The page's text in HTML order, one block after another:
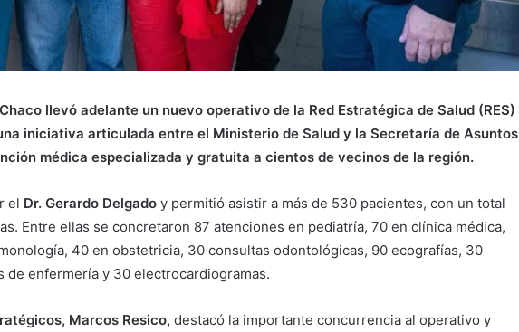
llevó adelante un nuevo operativo de la Red Estratégica de Salud (RES)
iniciativa articulada entre el Ministerio de Salud y la Secretaría de Asuntos
médica especializada y gratuita a cientos de vecinos de la región.
el Dr. Gerardo Delgado y permitió asistir a más de 530 pacientes, con un total
Entre ellas se concretaron 87 atenciones en pediatría, 70 en clínica médica,
40 en obstetricia, 30 consultas odontológicas, 90 ecografías, 30
de enfermería y 30 electrocardiogramas.
Marcos Resico, destacó la importante concurrencia al operativo y